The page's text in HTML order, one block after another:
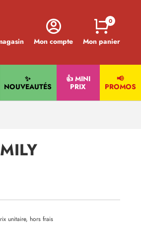
Mon compte Mon panier
0
✨
NOUVEAUTÉS
👍 MINI
PRIX
📢
PROMOS
unitaire, hors frais